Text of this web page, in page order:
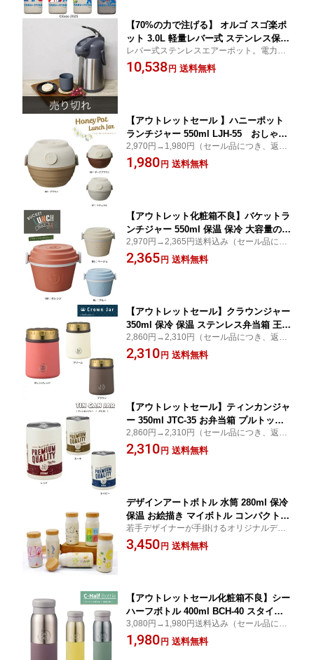
【70%の力で注げる】 オルゴ スゴ楽ポ
ット 3.0L 軽量レバー式 ステンレス保温
保冷対応 電気ポット 卓上ポット 給湯
卓上魔法瓶 丸洗いOK 高齢者にも使いや
レバー式ステンレスエアーポット。電力ゼ
ロであたたかさキープ。省エネまほうび
ん。てこの原理で小さな力でも楽に注げ
10,538 円 送料無料
【アウトレットセール 】ハニーポット
ランチジャー 550ml LJH-55 おしゃれ
かわいい お弁当箱 ランチボックス ステ
ンレス二重構造 保温 保冷 使いやすい
2,970円→1,980円（セール品につき、返品
不可）ごはん&おかずもしっかり入る！ お
いしく保温できるかわいいランチジャー
1,980 円 送料無料
【アウトレット化粧箱不良】バケットラ
ンチジャー 550ml 保温 保冷 大容量の二
重お弁当箱 密封容器 ランチボックス ス
テンレス二重構造 真空断熱 結露しない
2,970円→2,365円送料込み（セール品につ
き、返品不可）ごはん&おかずもしっかり入
る！ おいしく保温できるバケツ型ランチジ
2,365 円 送料無料
【アウトレットセール】クラウンジャー
350ml 保冷 保温 ステンレス弁当箱 王冠
型 デザート サラダケース スープジャ―
容器 魔法びん JCW-35
2,860円→2,310円（セール品につき、返品
不可）王冠型モチーフのスープジャー。マ
ットな質感の本体に王冠モチーフの蓋が目
2,310 円 送料無料
【アウトレットセール】ティンカンジャ
ー 350ml JTC-35 お弁当箱 プルトップ
缶風 アメリカンテイスト 欧米風 ヴィン
テージ 女子に人気 大人女子向け デザー
2,860円→2,310円（セール品につき、返品
不可）プルトップ缶風モチーフのスープジ
ャー。アメリカンテイストなデザイン。
2,310 円 送料無料
デザインアートボトル 水筒 280ml 保冷
保温 お絵描き マイボトル コンパクト
真空断熱 スクリュー開閉蓋 クリエイテ
ィブ イラストエコ 節約
若手デザイナーが手掛けるオリジナルデザ
インのステンレスボトル。
3,450 円 送料無料
【アウトレットセール化粧箱不良】シー
ハーフボトル 400ml BCH-40 スタイリ
ッシュ おしゃれ たっぷり入る 抗菌剤配
合 ツートンカラー クール ユニセックス
3,080円→1,980円送料込み（セール品につ
き、返品不可）素材違いのツートンカラー
がアクセントのステンレスボトル。
1,980 円 送料無料